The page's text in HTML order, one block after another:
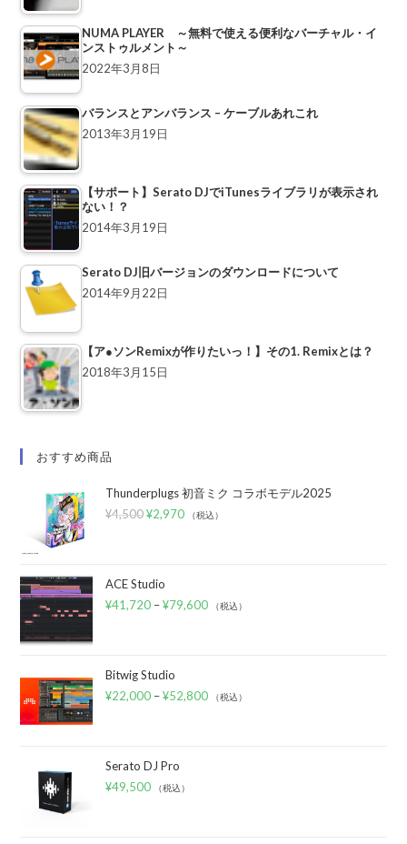
NUMA PLAYER ～無料で使える便利なバーチャル・イ
ンストゥルメント～
2022年3月8日
バランスとアンバランス – ケーブルあれこれ
2013年3月19日
【サポート】Serato DJでiTunesライブラリが表示され
ない！？
2014年3月19日
Serato DJ旧バージョンのダウンロードについて
2014年9月22日
【ア●ソンRemixが作りたいっ！】その1. Remixとは？
2018年3月15日
おすすめ商品
Thunderplugs 初音ミク コラボモデル2025
¥4,500 ¥2,970 （税込）
ACE Studio
¥41,720 –¥79,600 （税込）
Bitwig Studio
¥22,000 –¥52,800 （税込）
Serato DJ Pro
¥49,500 （税込）